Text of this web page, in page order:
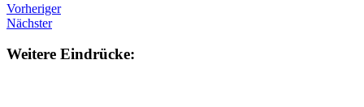
Vorheriger
Nächster
Weitere Eindrücke: